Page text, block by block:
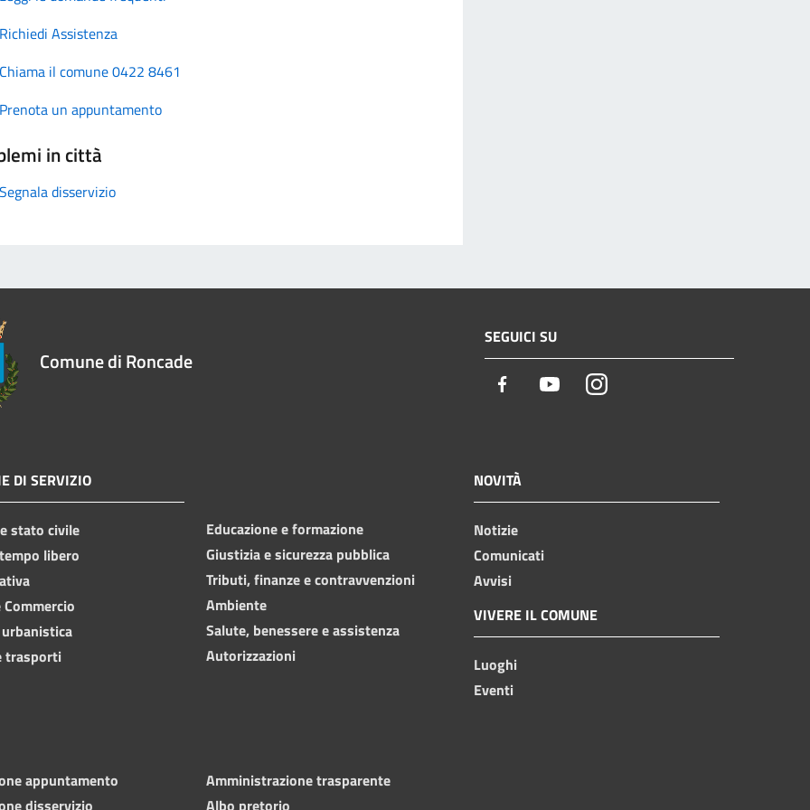
Richiedi Assistenza
Chiama il comune 0422 8461
Prenota un appuntamento
in città
Segnala disservizio
Comune di Roncade
SEGUICI SU
Facebook YoutubeInstagram
DI SERVIZIO
stato civile
libero
trasporti
Educazione e formazione
Giustizia e sicurezza pubblica
Tributi, finanze e contravvenzioni
Ambiente
Salute, benessere e assistenza
Autorizzazioni
NOVITÀ
Notizie
Comunicati
Avvisi
VIVERE IL COMUNE
Luoghi
Eventi
appuntamento
disservizio
Amministrazione trasparente
Albo pretorio